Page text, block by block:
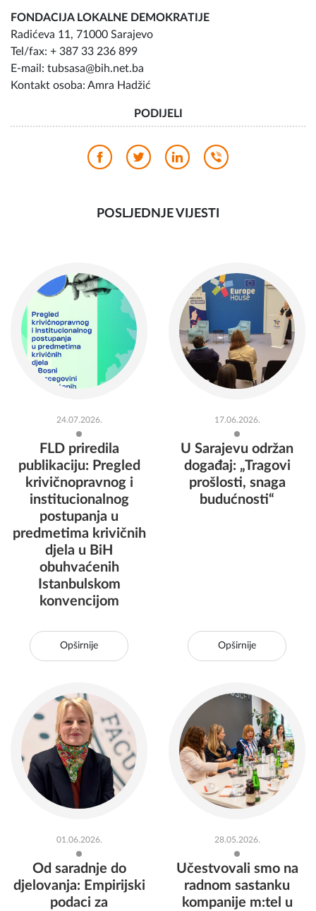
FONDACIJA LOKALNE DEMOKRATIJE
Radićeva 11, 71000 Sarajevo
Tel/fax: + 387 33 236 899
E-mail: tubsasa@bih.net.ba
Kontakt osoba: Amra Hadžić
PODIJELI
POSLJEDNJE VIJESTI
24.07.2026.
FLD priredila
publikaciju: Pregled
krivičnopravnog i
institucionalnog
postupanja u
predmetima krivičnih
djela u BiH
obuhvaćenih
Istanbulskom
konvencijom
Opširnije
17.06.2026.
U Sarajevu održan
događaj: „Tragovi
prošlosti, snaga
budućnosti“
Opširnije
01.06.2026.
Od saradnje do
djelovanja: Empirijski
podaci za
28.05.2026.
Učestvovali smo na
radnom sastanku
kompanije m:tel u